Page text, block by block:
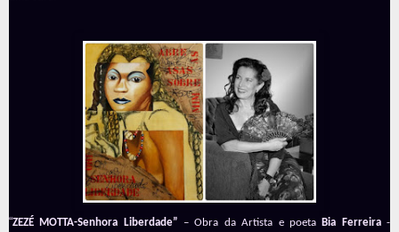
“ZEZÉ MOTTA-Senhora Liberdade” – Obra da Artista e poeta Bia Ferreira-